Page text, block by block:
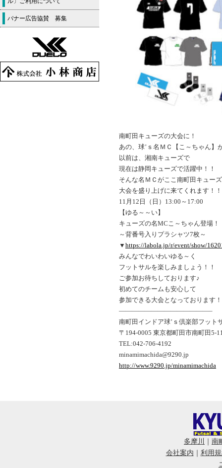
南町田キューズの大会に！
あの、球’ｓ名ＭＣ【こ～ちゃん】
以前は、湘南キューズで
現在は静岡キューズで活躍中！！
そんな名ＭＣがここ南町田キュー
大会を盛り上げに来てくれます！！
11月12日（日）13:00～17:00
【ゆる～～い】
キューズの名MCこ～ちゃん登場！
～背番号入りプラシャツ7枚～
▼ https://labola.jp/r/event/show/
みんなでわいわいゆる～く
フットサルを楽しみましょう！！
ご参加お待ちしております♪
初めてのチームも安心して
参加できる大会となっております！
——————————————–
南町田インドア球’ｓ倶楽部フット
〒194-0005 東京都町田市南町田5-
TEL:042-706-4192
minamimachida@9290.jp
http://www.9290.jp/minamimachida
バナー広告協賛 募集
多摩川 ｜ 南
会社案内 ｜ 利用